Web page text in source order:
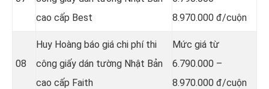
cao cấp Best
8.970.000 đ/cuộn
08
Huy Hoàng báo giá chi phí thi
công giấy dán tường Nhật Bản
cao cấp Faith
Mức giá từ
6.790.000 –
8.970.000 đ/cuộn